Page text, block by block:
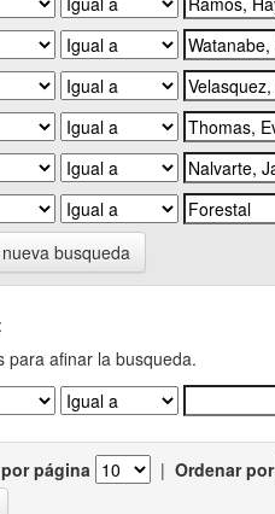
busqueda
para afinar la busqueda.
página | Ordenar por